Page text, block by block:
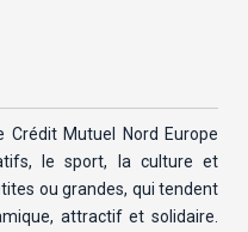
Mutuel Nord Europe
le sport, la culture et
ou grandes, qui tendent
attractif et solidaire.